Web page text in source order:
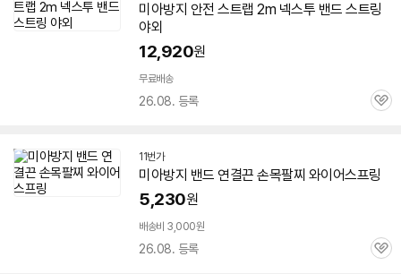
미아방지 안전 스트랩 2m 넥스투 밴드 스트링
야외
12,920원
무료배송
26.08. 등록
관
11번가
미아방지 밴드 연결끈 손목팔찌 와이어스프링
5,230원
배송비 3,000원
26.08. 등록
관